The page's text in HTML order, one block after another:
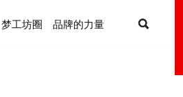
梦工坊圈 品牌的力量